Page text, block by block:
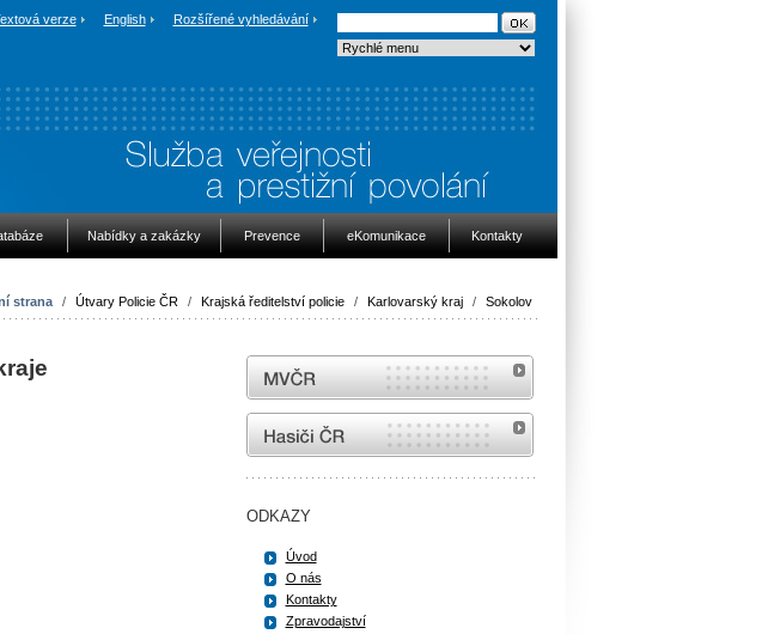
verze English Rozšířené vyhledávání
Nabídky a zakázky Prevence eKomunikace Kontakty
strana / Útvary Policie ČR / Krajská ředitelství policie / Karlovarský kraj / Sokolov
MVČR
internetové stránky Hasiči ČR
ODKAZY
Úvod
O nás
Kontakty
Zpravodajství